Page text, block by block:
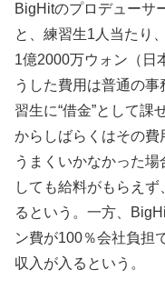
BigHitのプロデューサ
と、練習生1人当たり
1億2000万ウォン（日
うした費用は普通の
習生に“借金”として課
からしばらくはその
うまくいかなかった
しても給料がもらえ
るという。一方、
ン費が100％会社負担
収入が入るという。